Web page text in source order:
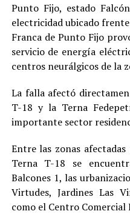
Punto Fijo, estado
electricidad ubicado
Franca de Punto Fijo
servicio de energía
centros neurálgicos de la
La falla afectó
T-18 y la Terna
importante sector
Entre las zonas
Terna T-18 se
Balcones 1, las
Virtudes, Jardines Las
como el Centro Comercial